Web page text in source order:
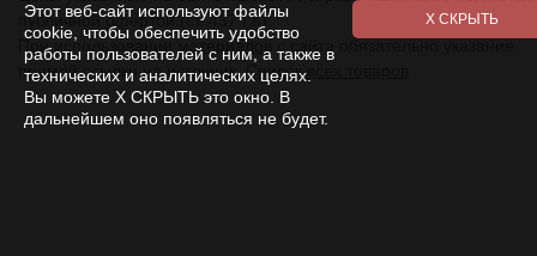
публичной офертой (ст. 437 ГК).
При использовании
материалов
прямой ссылки на источник.Список всех товаров
Этот веб-сайт используют файлы
cookie, чтобы обеспечить удобство
работы пользователей с ним, а также в
технических и аналитических целях.
Вы можете Х СКРЫТЬ это окно. В
дальнейшем оно появляться не будет.